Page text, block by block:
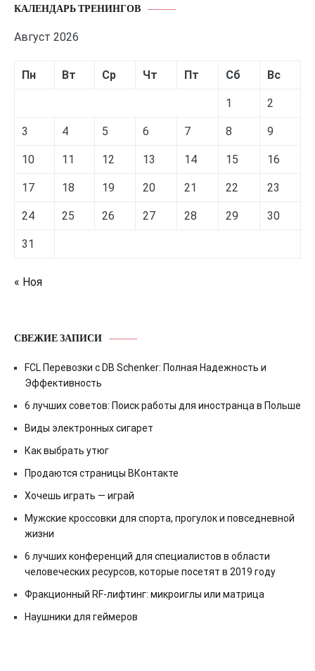
КАЛЕНДАРЬ ТРЕНИНГОВ
Август 2026
Пн Вт Ср Чт Пт Сб Вс
1 2
3 4 5 6 7 8 9
10 11 12 13 14 15 16
17 18 19 20 21 22 23
24 25 26 27 28 29 30
31
« Ноя
СВЕЖИЕ ЗАПИСИ
FCL Перевозки с DB Schenker: Полная Надежность и
Эффективность
6 лучших советов: Поиск работы для иностранца в Польше
Виды электронных сигарет
Как выбрать утюг
Продаются страницы ВКонтакте
Хочешь играть — играй
Мужские кроссовки для спорта, прогулок и повседневной
жизни
6 лучших конференций для специалистов в области
человеческих ресурсов, которые посетят в 2019 году
Фракционный RF-лифтинг: микроиглы или матрица
Наушники для геймеров